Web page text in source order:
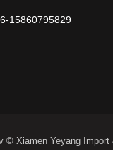
15860795829
© Xiamen Yeyang